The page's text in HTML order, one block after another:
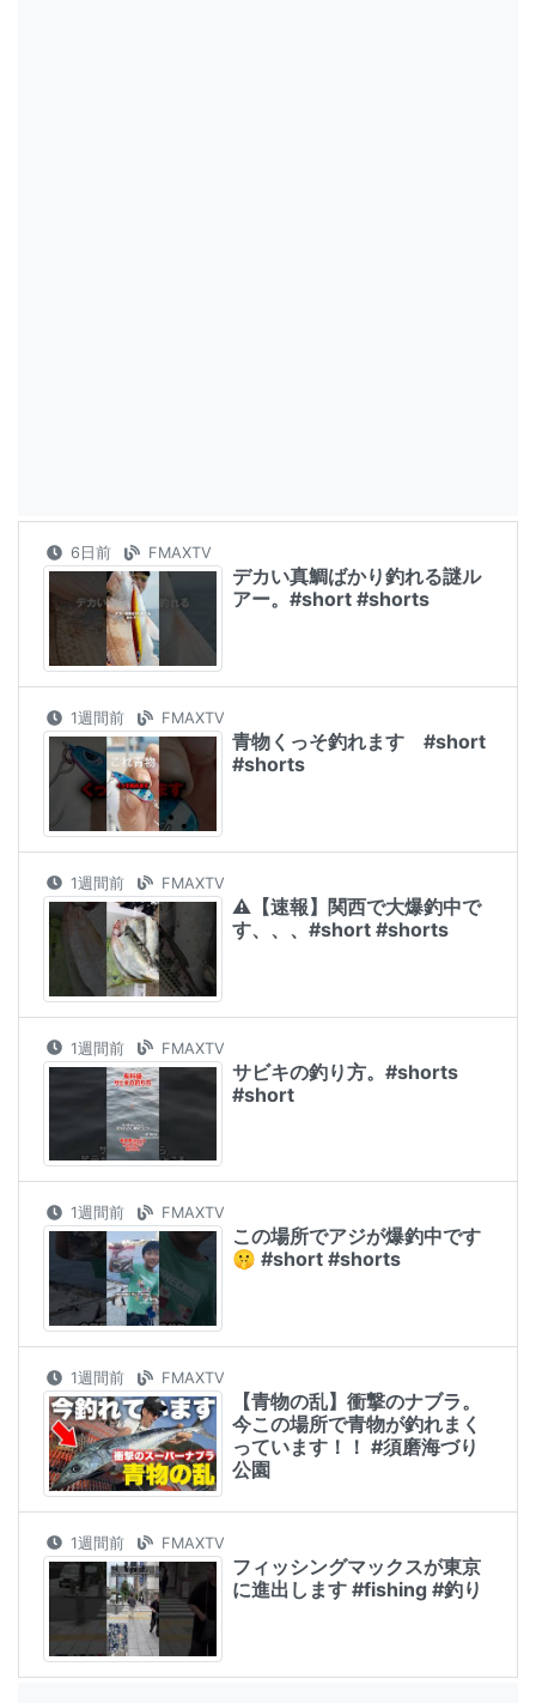
6日前 FMAXTV
デカい真鯛ばかり釣れる謎ル
アー。#short #shorts
1週間前 FMAXTV
青物くっそ釣れます #short
#shorts
1週間前 FMAXTV
⚠️【速報】関西で大爆釣中で
す、、、#short #shorts
1週間前 FMAXTV
サビキの釣り方。#shorts
#short
1週間前 FMAXTV
この場所でアジが爆釣中です
🤫 #short #shorts
1週間前 FMAXTV
【青物の乱】衝撃のナブラ。
今この場所で青物が釣れまく
っています！！ #須磨海づり
公園
1週間前 FMAXTV
フィッシングマックスが東京
に進出します #fishing #釣り